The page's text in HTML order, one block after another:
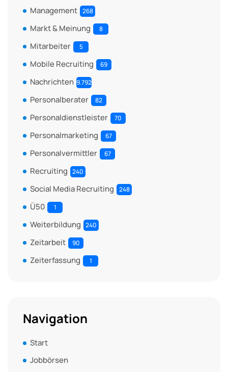
Management 268
Markt & Meinung 8
Mitarbeiter 5
Mobile Recruiting 69
Nachrichten 9.792
Personalberater 82
Personaldienstleister 70
Personalmarketing 67
Personalvermittler 67
Recruiting 240
Social Media Recruiting 248
Ü50 1
Weiterbildung 240
Zeitarbeit 90
Zeiterfassung 1
Navigation
Start
Jobbörsen